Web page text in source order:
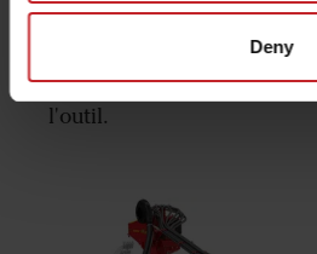
Deny
Les roues de support sur
700) garantissent
constante sur toute la
l'outil.